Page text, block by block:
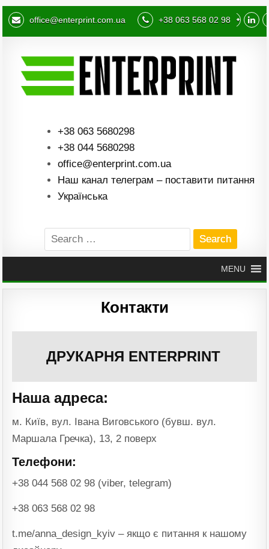
office@enterprint.com.ua +38 063 568 02 98
+38 063 5680298
+38 044 5680298
office@enterprint.com.ua
Наш канал телеграм – поставити питання
Українська
Search
for:
MENU
Контакти
ДРУКАРНЯ ENTERPRINT
Наша адреса:
м. Київ, вул. Івана Виговського (бувш. вул.
Маршала Гречка), 13, 2 поверх
Телефони:
+38 044 568 02 98 (viber, telegram)
+38 063 568 02 98
t.me/anna_design_kyiv – якщо є питання к нашому